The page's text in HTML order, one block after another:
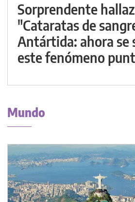
Sorprendente
"Cataratas de
Antártida: ahora se
este fenómeno
Mundo